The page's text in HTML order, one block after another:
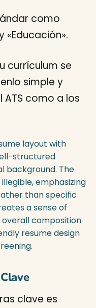
como
«Educación».
currículum se
simple y
como a los
clave es